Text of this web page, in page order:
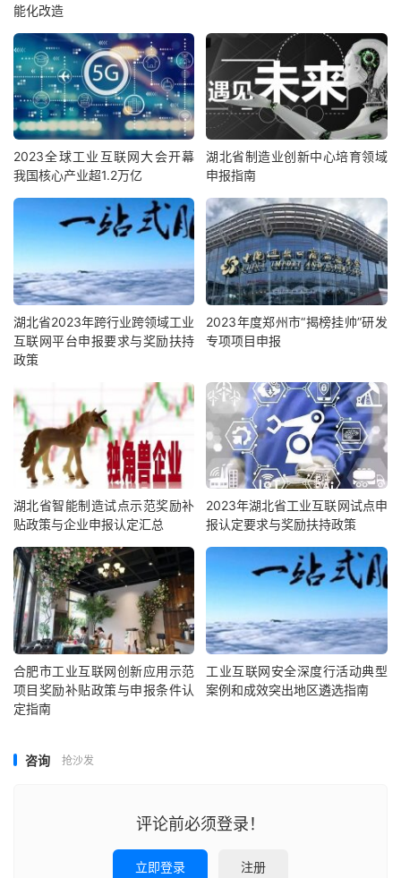
能化改造
2023全球工业互联网大会开幕
我国核心产业超1.2万亿
湖北省制造业创新中心培育领域
申报指南
湖北省2023年跨行业跨领域工业
互联网平台申报要求与奖励扶持
政策
2023年度郑州市“揭榜挂帅”研发
专项项目申报
湖北省智能制造试点示范奖励补
贴政策与企业申报认定汇总
2023年湖北省工业互联网试点申
报认定要求与奖励扶持政策
合肥市工业互联网创新应用示范
项目奖励补贴政策与申报条件认
定指南
工业互联网安全深度行活动典型
案例和成效突出地区遴选指南
咨询 抢沙发
评论前必须登录！
立即登录 注册